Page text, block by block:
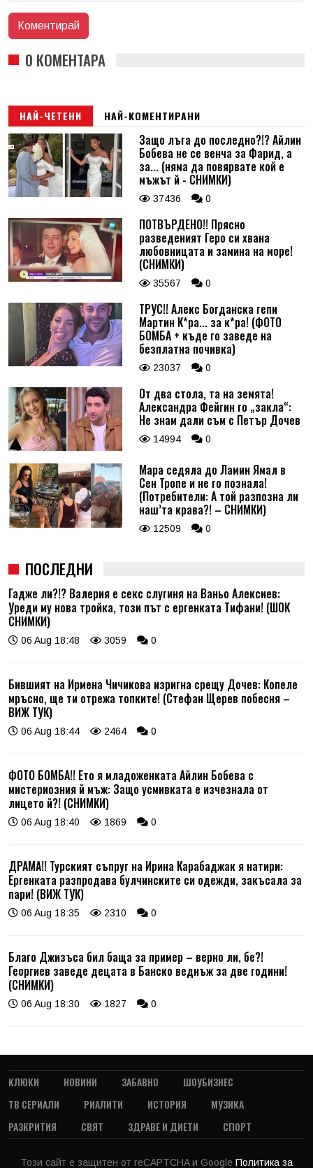
0 КОМЕНТАРА
НАЙ-ЧЕТЕНИ НАЙ-КОМЕНТИРАНИ
Защо лъга до последно?!? Айлин
Бобева не се венча за Фарид, а
за... (няма да повярвате кой е
мъжът й - СНИМКИ)
37436 0
ПОТВЪРДЕНО!! Прясно
разведеният Геро си хвана
любовницата и замина на море!
(СНИМКИ)
35567 0
ТРУС!! Алекс Богданска гепи
Мартин К*ра... за к*ра! (ФОТО
БОМБА + къде го заведе на
безплатна почивка)
23037 0
От два стола, та на земята!
Александра Фейгин го „закла“:
Не знам дали съм с Петър Дочев
14994 0
Мара седяла до Ламин Ямал в
Сен Тропе и не го познала!
(Потребители: А той разпозна ли
наш’та крава?! – СНИМКИ)
12509 0
ПОСЛЕДНИ
Гадже ли?!? Валерия е секс слугиня на Ваньо Алексиев:
Уреди му нова тройка, този път с ергенката Тифани! (ШОК
СНИМКИ)
06 Aug 18:48 3059 0
Бившият на Ирмена Чичикова изригна срещу Дочев: Копеле
мръсно, ще ти отрежа топките! (Стефан Щерев побесня –
ВИЖ ТУК)
06 Aug 18:44 2464 0
ФОТО БОМБА!! Ето я младоженката Айлин Бобева с
мистериозния й мъж: Защо усмивката е изчезнала от
лицето й?! (СНИМКИ)
06 Aug 18:40 1869 0
ДРАМА!! Турският съпруг на Ирина Карабаджак я натири:
Ергенката разпродава булчинските си одежди, закъсала за
пари! (ВИЖ ТУК)
06 Aug 18:35 2310 0
Благо Джизъса бил баща за пример – верно ли, бе?!
Георгиев заведе децата в Банско веднъж за две години!
(СНИМКИ)
06 Aug 18:30 1827 0
КЛЮКИ НОВИНИ ЗАБАВНО
ШОУБИЗНЕС
ТВ СЕРИАЛИ
РИАЛИТИ ИСТОРИЯ
МУЗИКА
РАЗКРИТИЯ
СВЯТ ЗДРАВЕ И ДИЕТИ СПОРТ
Този сайт е защитен от reCAPTCHA и Google Политика за